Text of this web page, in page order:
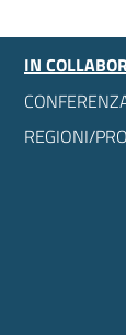
IN
REGIONI/